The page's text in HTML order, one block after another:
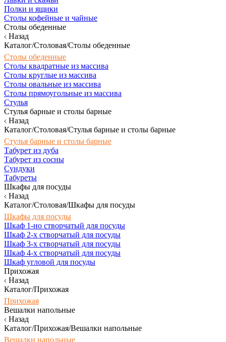
Полки и ящики
Столы кофейные и чайные
Столы обеденные
Назад
Каталог/Столовая/Столы обеденные
Столы обеденные
Столы квадратные из массива
Столы круглые из массива
Столы овальные из массива
Столы прямоугольные из массива
Стулья
Стулья барные и столы барные
Назад
Каталог/Столовая/Стулья барные и столы барные
Стулья барные и столы барные
Табурет из дуба
Табурет из сосны
Сундуки
Табуреты
Шкафы для посуды
Назад
Каталог/Столовая/Шкафы для посуды
Шкафы для посуды
Шкаф 1-но створчатый для посуды
Шкаф 2-х створчатый для посуды
Шкаф 3-х створчатый для посуды
Шкаф 4-х створчатый для посуды
Шкаф угловой для посуды
Прихожая
Назад
Каталог/Прихожая
Прихожая
Вешалки напольные
Назад
Каталог/Прихожая/Вешалки напольные
Вешалки напольные